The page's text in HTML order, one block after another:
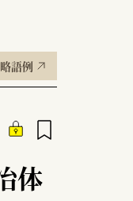
語例
体